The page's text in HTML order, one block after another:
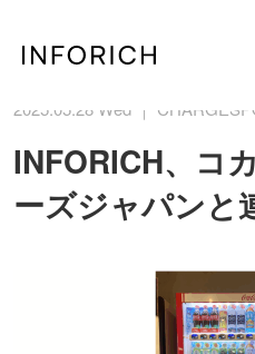
2025.05.28 Wed ｜
INFORICH、コ
ーズジャパンと